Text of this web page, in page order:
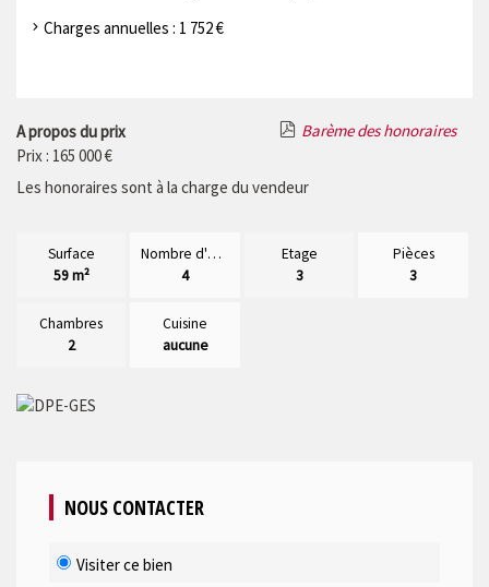
Charges annuelles : 1 752 €
A propos du prix
Barème des honoraires
Prix : 165 000 €
Les honoraires sont à la charge du vendeur
Surface
59 m²
Nombre d'étages
4
Etage
3
Pièces
3
Chambres
2
Cuisine
aucune
NOUS CONTACTER
Visiter ce bien